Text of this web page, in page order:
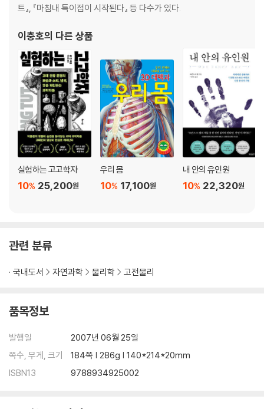
트』, 『마침내 특이점이 시작된다』 등 다수가 있다.
이충호의 다른 상품
실험하는 고고학자
25,200원
10%
우리 몸
17,100원
10%
내 안의 유인원
22,320원
10%
관련 분류
국내도서 자연과학 물리학 고전물리
품목정보
발행일
2007년 06월 25일
쪽수, 무게, 크기
184쪽 | 286g | 140*214*20mm
ISBN13
9788934925002